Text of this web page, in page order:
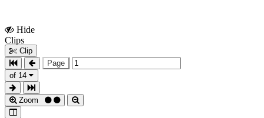
Hide
Clips
Clip
Page
of 14
Zoom